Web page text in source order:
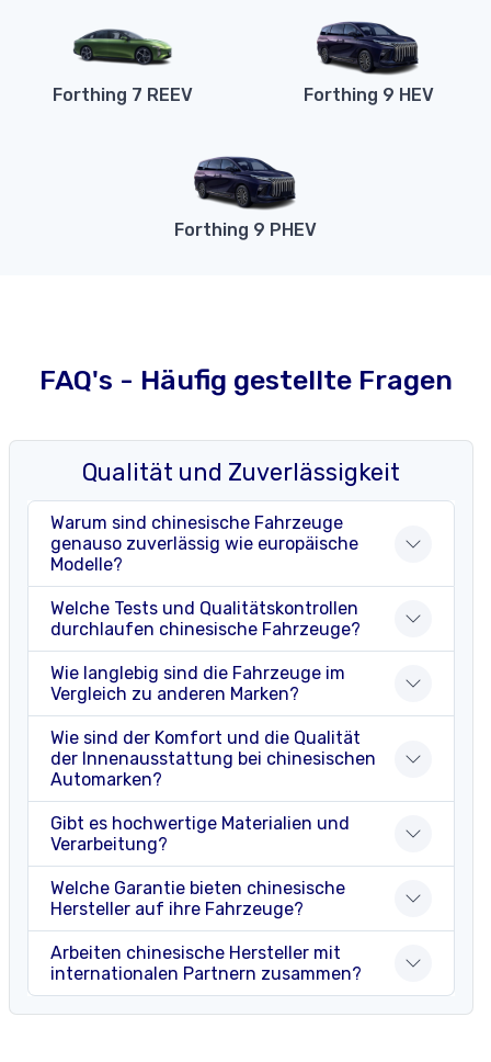
Forthing 7 REEV Forthing 9 HEV
Forthing 9 PHEV
FAQ's - Häufig gestellte Fragen
Qualität und Zuverlässigkeit
Warum sind chinesische Fahrzeuge
genauso zuverlässig wie europäische
Modelle?
Welche Tests und Qualitätskontrollen
durchlaufen chinesische Fahrzeuge?
Wie langlebig sind die Fahrzeuge im
Vergleich zu anderen Marken?
Wie sind der Komfort und die Qualität
der Innenausstattung bei chinesischen
Automarken?
Gibt es hochwertige Materialien und
Verarbeitung?
Welche Garantie bieten chinesische
Hersteller auf ihre Fahrzeuge?
Arbeiten chinesische Hersteller mit
internationalen Partnern zusammen?